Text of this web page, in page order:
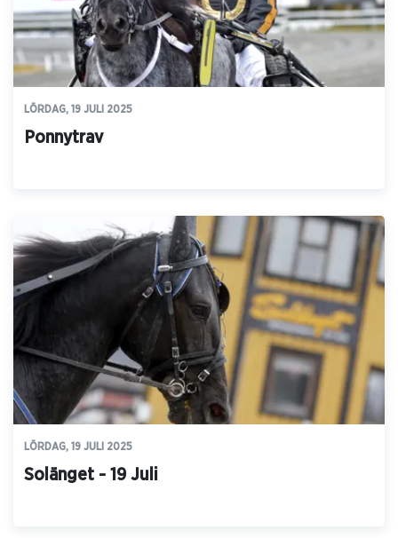
LÖRDAG, 19 JULI 2025
Ponnytrav
LÖRDAG, 19 JULI 2025
Solänget - 19 Juli